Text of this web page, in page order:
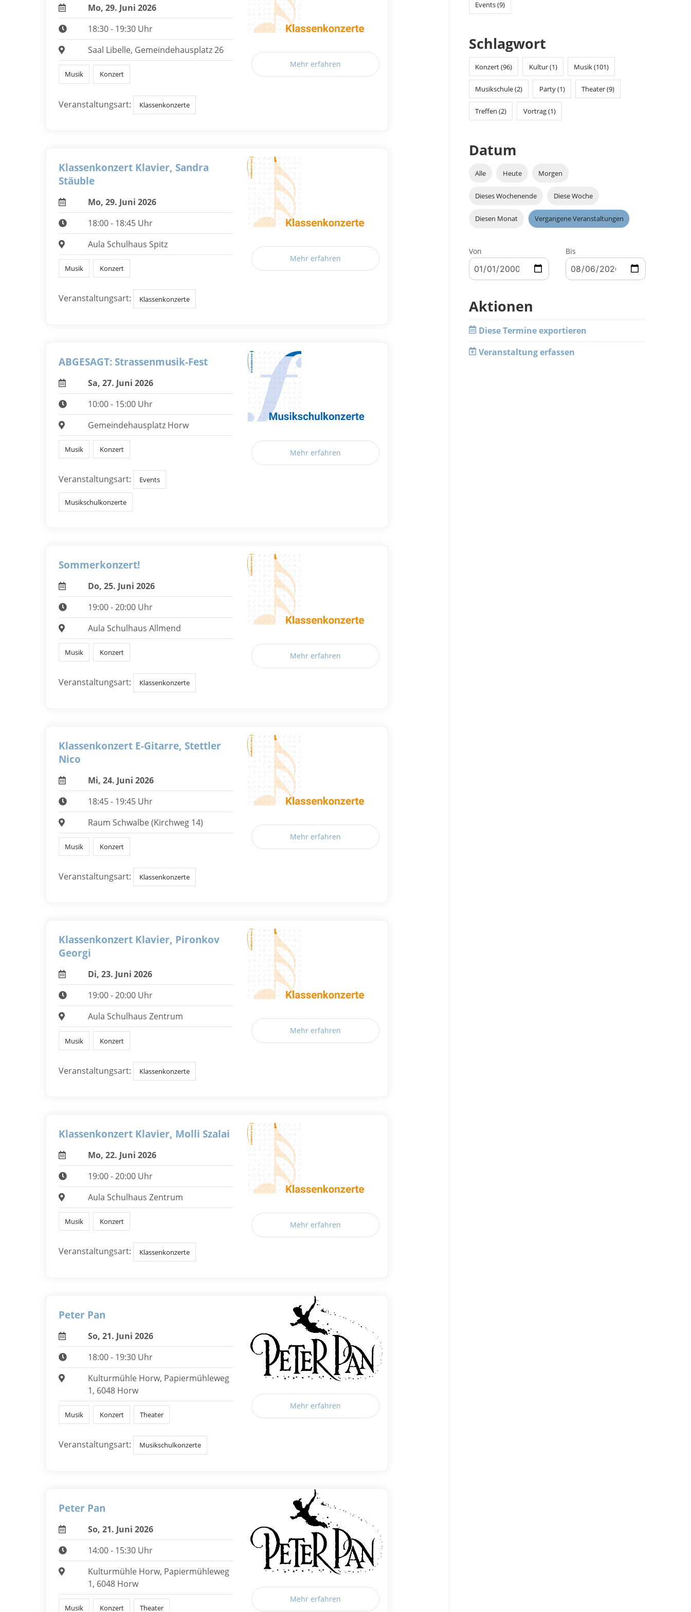
Mo, 29. Juni 2026
18:30 - 19:30 Uhr
Saal Libelle, Gemeindehausplatz 26
Musik Konzert
Veranstaltungsart: Klassenkonzerte
Mehr erfahren
Klassenkonzert Klavier, Sandra
Stäuble
Mo, 29. Juni 2026
18:00 - 18:45 Uhr
Aula Schulhaus Spitz
Musik Konzert
Veranstaltungsart: Klassenkonzerte
Mehr erfahren
ABGESAGT: Strassenmusik-Fest
Sa, 27. Juni 2026
10:00 - 15:00 Uhr
Gemeindehausplatz Horw
Musik Konzert
Veranstaltungsart: Events
Musikschulkonzerte
Mehr erfahren
Sommerkonzert!
Do, 25. Juni 2026
19:00 - 20:00 Uhr
Aula Schulhaus Allmend
Musik Konzert
Veranstaltungsart: Klassenkonzerte
Mehr erfahren
Klassenkonzert E-Gitarre, Stettler
Nico
Mi, 24. Juni 2026
18:45 - 19:45 Uhr
Raum Schwalbe (Kirchweg 14)
Musik Konzert
Veranstaltungsart: Klassenkonzerte
Mehr erfahren
Klassenkonzert Klavier, Pironkov
Georgi
Di, 23. Juni 2026
19:00 - 20:00 Uhr
Aula Schulhaus Zentrum
Musik Konzert
Veranstaltungsart: Klassenkonzerte
Mehr erfahren
Klassenkonzert Klavier, Molli Szalai
Mo, 22. Juni 2026
19:00 - 20:00 Uhr
Aula Schulhaus Zentrum
Musik Konzert
Veranstaltungsart: Klassenkonzerte
Mehr erfahren
Peter Pan
So, 21. Juni 2026
18:00 - 19:30 Uhr
Kulturmühle Horw, Papiermühleweg
1, 6048 Horw
Musik Konzert Theater
Veranstaltungsart: Musikschulkonzerte
Mehr erfahren
Peter Pan
So, 21. Juni 2026
14:00 - 15:30 Uhr
Kulturmühle Horw, Papiermühleweg
1, 6048 Horw
Musik Konzert Theater
Mehr erfahren
Events (9)
Schlagwort
Konzert (96) Kultur (1) Musik (101)
Musikschule (2) Party (1) Theater (9)
Treffen (2) Vortrag (1)
Datum
Alle Heute Morgen
Dieses Wochenende Diese Woche
Diesen Monat Vergangene Veranstaltungen
Von Bis
Aktionen
Diese Termine exportieren
Veranstaltung erfassen